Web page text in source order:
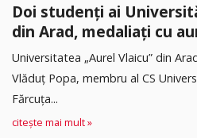
Doi studenți ai
din Arad, medaliați cu
Universitatea „Aurel Vlaicu” din
Vlăduț Popa, membru al CS
Fărcuța...
citește mai mult »